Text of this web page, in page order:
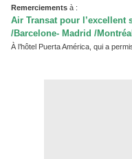
Remerciements à :
Air Transat pour l’excellent
/Barcelone- Madrid /Montréal
À l’hôtel Puerta América, qui a